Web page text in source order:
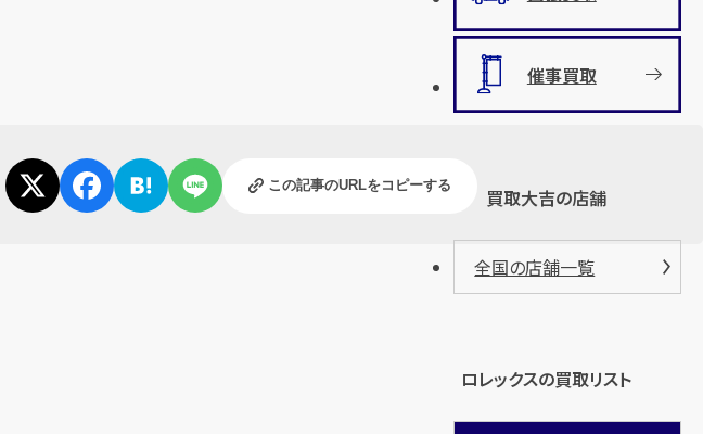
この記事のURLをコピーする
催事買取
買取大吉の店舗
全国の店舗一覧
ロレックスの買取リスト